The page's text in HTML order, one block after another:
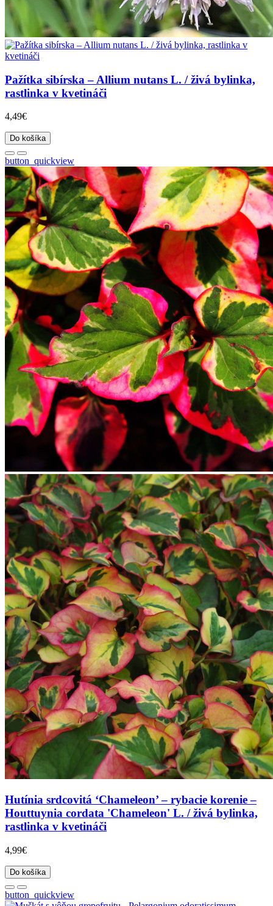
Pažítka sibírska – Allium nutans L. / živá bylinka,
rastlinka v kvetináči
4,49€
Do košíka
button_quickview
Hutínia srdcovitá ‘Chameleon’ – rybacie korenie –
Houttuynia cordata 'Chameleon' L. / živá bylinka,
rastlinka v kvetináči
4,99€
Do košíka
button_quickview